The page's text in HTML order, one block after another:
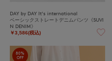
DAY by DAY It's international
ベーシックストレートデニムパンツ《SUVI
N DENIM》
￥3,586(税込)
80%
OFF